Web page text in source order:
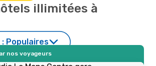
illimitées à
: Populaires
nos voyageurs